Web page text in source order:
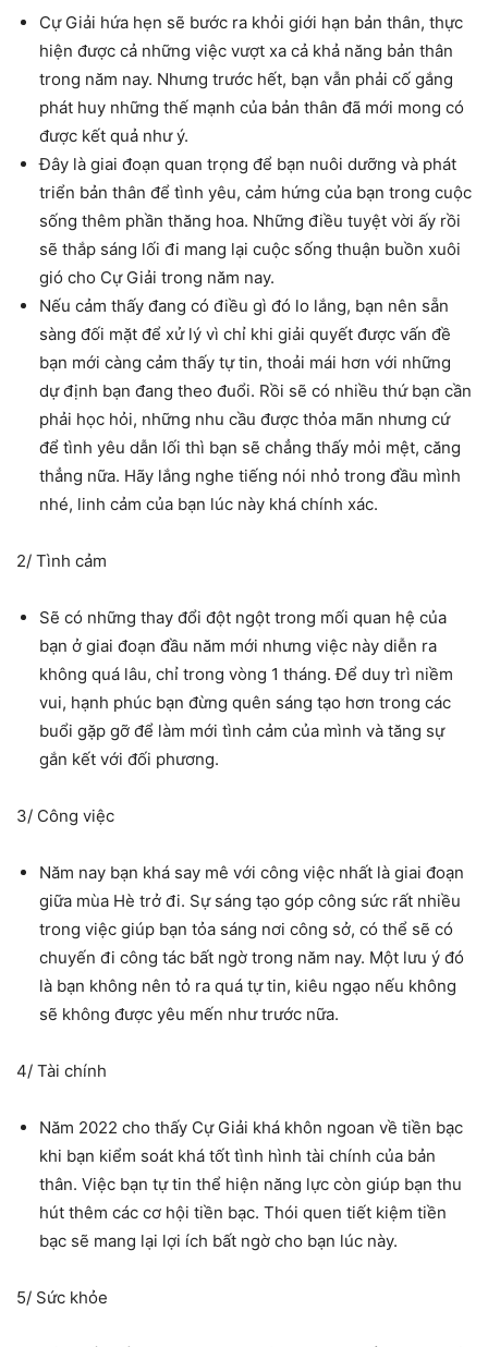
Cự Giải hứa hẹn sẽ bước ra khỏi giới hạn bản thân, thực
hiện được cả những việc vượt xa cả khả năng bản thân
trong năm nay. Nhưng trước hết, bạn vẫn phải cố gắng
phát huy những thế mạnh của bản thân đã mới mong có
được kết quả như ý.
Đây là giai đoạn quan trọng để bạn nuôi dưỡng và phát
triển bản thân để tình yêu, cảm hứng của bạn trong cuộc
sống thêm phần thăng hoa. Những điều tuyệt vời ấy rồi
sẽ thắp sáng lối đi mang lại cuộc sống thuận buồn xuôi
gió cho Cự Giải trong năm nay.
Nếu cảm thấy đang có điều gì đó lo lắng, bạn nên sẵn
sàng đối mặt để xử lý vì chỉ khi giải quyết được vấn đề
bạn mới càng cảm thấy tự tin, thoải mái hơn với những
dự định bạn đang theo đuổi. Rồi sẽ có nhiều thứ bạn cần
phải học hỏi, những nhu cầu được thỏa mãn nhưng cứ
để tình yêu dẫn lối thì bạn sẽ chẳng thấy mỏi mệt, căng
thẳng nữa. Hãy lắng nghe tiếng nói nhỏ trong đầu mình
nhé, linh cảm của bạn lúc này khá chính xác.
2/ Tình cảm
Sẽ có những thay đổi đột ngột trong mối quan hệ của
bạn ở giai đoạn đầu năm mới nhưng việc này diễn ra
không quá lâu, chỉ trong vòng 1 tháng. Để duy trì niềm
vui, hạnh phúc bạn đừng quên sáng tạo hơn trong các
buổi gặp gỡ để làm mới tình cảm của mình và tăng sự
gắn kết với đối phương.
3/ Công việc
Năm nay bạn khá say mê với công việc nhất là giai đoạn
giữa mùa Hè trở đi. Sự sáng tạo góp công sức rất nhiều
trong việc giúp bạn tỏa sáng nơi công sở, có thể sẽ có
chuyến đi công tác bất ngờ trong năm nay. Một lưu ý đó
là bạn không nên tỏ ra quá tự tin, kiêu ngạo nếu không
sẽ không được yêu mến như trước nữa.
4/ Tài chính
Năm 2022 cho thấy Cự Giải khá khôn ngoan về tiền bạc
khi bạn kiểm soát khá tốt tình hình tài chính của bản
thân. Việc bạn tự tin thể hiện năng lực còn giúp bạn thu
hút thêm các cơ hội tiền bạc. Thói quen tiết kiệm tiền
bạc sẽ mang lại lợi ích bất ngờ cho bạn lúc này.
5/ Sức khỏe